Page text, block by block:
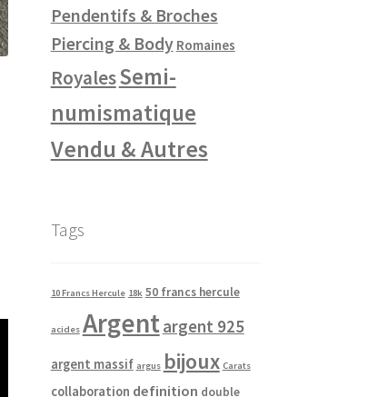
Pendentifs & Broches
Piercing & Body Romaines
RoyalesSemi-
numismatique
Vendu & Autres
Tags
10 Francs Hercule 18k 50 francs hercule
acides Argentargent 925
argent massif argus bijoux Carats
collaboration definition double